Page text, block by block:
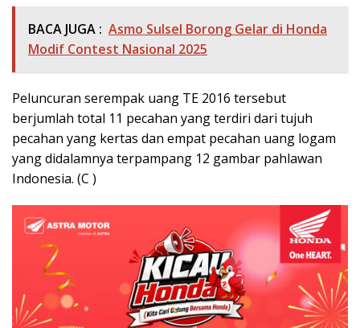
BACA JUGA : Asmo Sulsel Borong Gelar di Honda
Modif Contest Nasional 2025
Peluncuran serempak uang TE 2016 tersebut
berjumlah total 11 pecahan yang terdiri dari tujuh
pecahan yang kertas dan empat pecahan uang logam
yang didalamnya terpampang 12 gambar pahlawan
Indonesia. (C )